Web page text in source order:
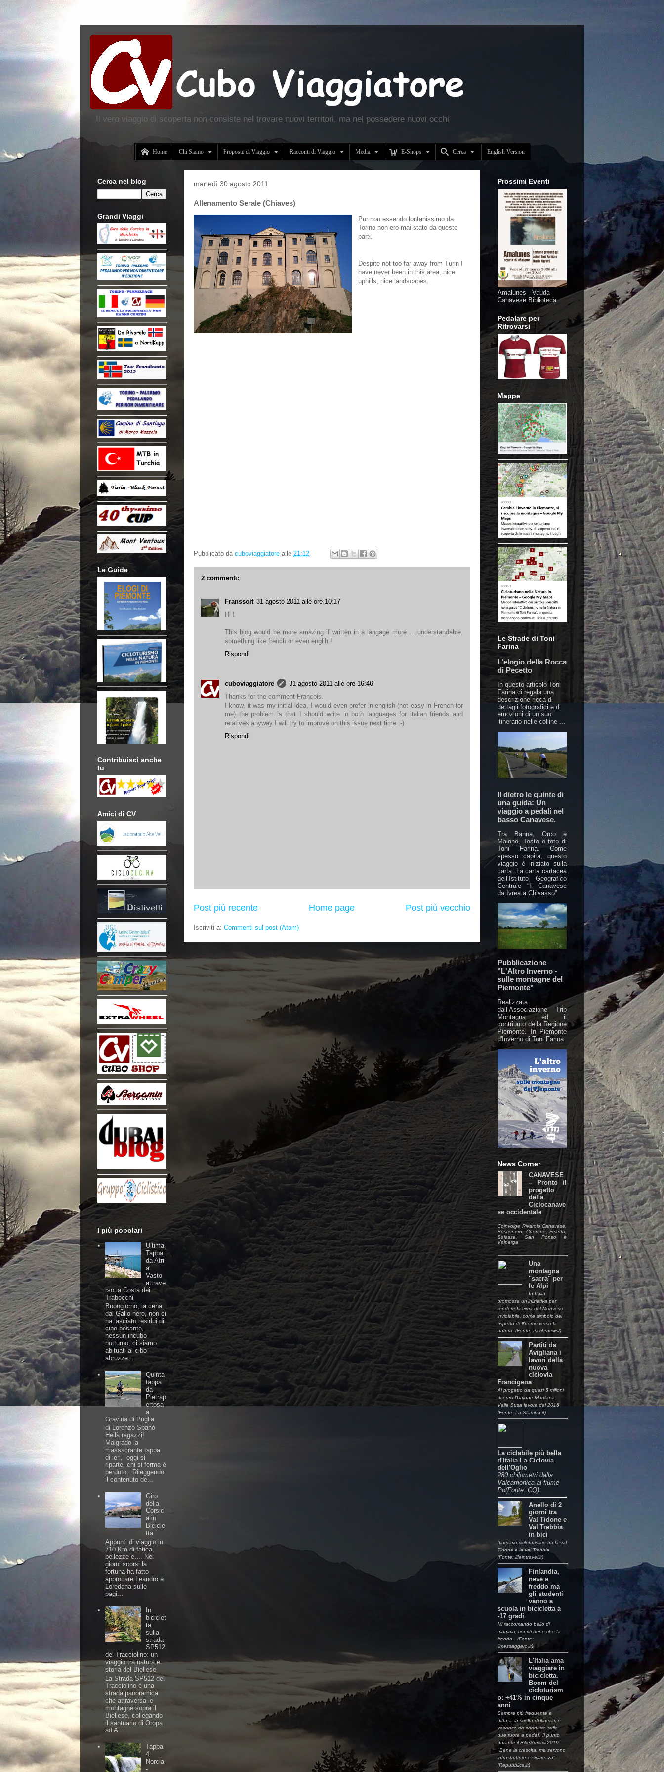
Il vero viaggio di scoperta non consiste nel trovare nuovi territori, ma nel possedere nuovi occhi
 Home Chi Siamo  Proposte di Viaggio  Racconti di Viaggio  Media   E-Shops   Cerca  English Version
martedì 30 agosto 2011
Allenamento Serale (Chiaves)
Pur non essendo lontanissimo da
Torino non ero mai stato da queste
parti.
Despite not too far away from Turin I
have never been in this area, nice
uphills, nice landscapes.
Pubblicato da cuboviaggiatore alle 21:12
2 commenti:
Franssoit 31 agosto 2011 alle ore 10:17
Hi !
This blog would be more amazing if written in a langage more ... understandable,
something like french or even englih !
Rispondi
cuboviaggiatore
31 agosto 2011 alle ore 16:46
Thanks for the comment Francois.
I know, it was my initial idea, I would even prefer in english (not easy in French for
me) the problem is that I should write in both languages for italian friends and
relatives anyway I will try to improve on this issue next time :-)
Rispondi
Post più recente Post più vecchio
Home page
Iscriviti a: Commenti sul post (Atom)
Cerca nel blog
Grandi Viaggi
Le Guide
Contribuisci anche
tu
Amici di CV
I più popolari
Ultima
Tappa:
da Atri
a
Vasto
attrave
rso la Costa dei
Trabocchi
Buongiorno, la cena
dal Gallo nero, non ci
ha lasciato residui di
cibo pesante,
nessun incubo
notturno, ci siamo
abituati al cibo
abruzze...
Quinta
tappa
da
Pietrap
ertosa
a
Gravina di Puglia
di Lorenzo Spanò
Heilà ragazzi!
Malgrado la
massacrante tappa
di ieri, oggi si
riparte, chi si ferma è
perduto. Rileggendo
il contenuto de...
Giro
della
Corsic
a in
Bicicle
tta
Appunti di viaggio in
710 Km di fatica,
bellezze e.... Nei
giorni scorsi la
fortuna ha fatto
approdare Leandro e
Loredana sulle
pagi...
In
biciclet
ta
sulla
strada
SP512
del Tracciolino: un
viaggio tra natura e
storia del Biellese
La Strada SP512 del
Tracciolino è una
strada panoramica
che attraversa le
montagne sopra il
Biellese, collegando
il santuario di Oropa
ad A...
Tappa
4:
Norcia
-
Prossimi Eventi
Amalunes - Vauda
Canavese Biblioteca
Pedalare per
Ritrovarsi
Mappe
Le Strade di Toni
Farina
L’elogio della Rocca
di Pecetto
In questo articolo Toni
Farina ci regala una
descrizione ricca di
dettagli fotografici e di
emozioni di un suo
itinerario nelle colline ...
Il dietro le quinte di
una guida: Un
viaggio a pedali nel
basso Canavese.
Tra Banna, Orco e
Malone, Testo e foto di
Toni Farina. Come
spesso capita, questo
viaggio è iniziato sulla
carta. La carta cartacea
dell’Istituto Geografico
Centrale “Il Canavese
da Ivrea a Chivasso”
Pubblicazione
"L'Altro Inverno -
sulle montagne del
Piemonte"
Realizzata
dall’Associazione Trip
Montagna ed il
contributo della Regione
Piemonte. In Piemonte
d'Inverno di Toni Farina
News Corner
CANAVESE
– Pronto il
progetto
della
Ciclocanave
se occidentale
Coinvolge Rivarolo Canavese,
Bosconero, Cuorgnè, Feletto,
Salassa, San Ponso e
Valperga
Una
montagna
"sacra" per
le Alpi
In Italia
promossa un'iniziativa per
rendere la cima del Monveso
inviolabile, come simbolo del
rispetto dell'uomo verso la
natura. (Fonte: rsi.ch/news/)
Partiti da
Avigliana i
lavori della
nuova
ciclovia
Francigena
Al progetto da quasi 5 milioni
di euro l’Unione Montana
Valle Susa lavora dal 2016
(Fonte: La Stampa.it)
La ciclabile più bella
d'Italia La Ciclovia
dell'Oglio
280 chilometri dalla
Valcamonica al fiume
Po(Fonte: CQ)
Anello di 2
giorni tra
Val Tidone e
Val Trebbia
in bici
Itinerario cicloturistico tra la val
Tidone e la val Trebbia
(Fonte: lifeintravel.it)
Finlandia,
neve e
freddo ma
gli studenti
vanno a
scuola in bicicletta a
-17 gradi
Mi raccomando bello di
mamma, copriti bene che fa
freddo…(Fonte:
ilmessaggero.it)
L'Italia ama
viaggiare in
bicicletta.
Boom del
cicloturism
o: +41% in cinque
anni
Sempre più frequente e
diffusa la scelta di itinerari e
vacanze da condurre sulle
due ruote a pedali. Il punto
durante il BikeSummit2019:
"Bene la crescita, ma servono
infrastrutture e sicurezza"
(Repubblica.it)